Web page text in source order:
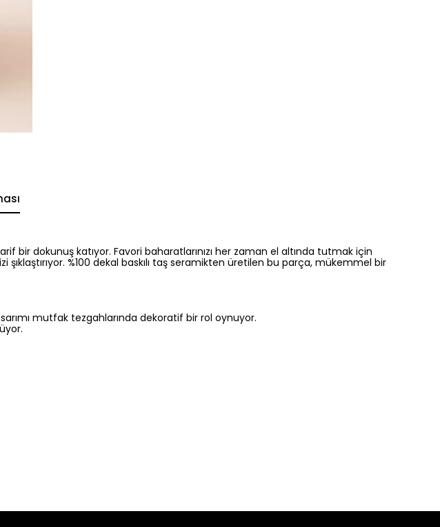
bir dokunuş katıyor. Favori baharatlarınızı her zaman el altında tutmak için
%100 dekal baskılı taş seramikten üretilen bu parça, mükemmel bir
mutfak tezgahlarında dekoratif bir rol oynuyor.